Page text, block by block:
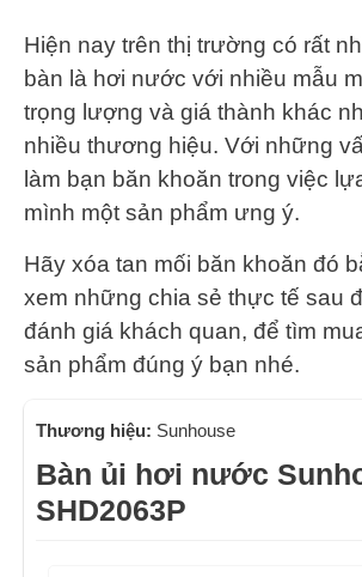
Hiện nay trên thị trường có rất
bàn là hơi nước với nhiều mẫu
trọng lượng và giá thành khác
nhiều thương hiệu. Với những
làm bạn băn khoăn trong việc
mình một sản phẩm ưng ý.
Hãy xóa tan mối băn khoăn đó
xem những chia sẻ thực tế sau
đánh giá khách quan, để tìm
sản phẩm đúng ý bạn nhé.
Thương hiệu: Sunhouse
Bàn ủi hơi nước
SHD2063P